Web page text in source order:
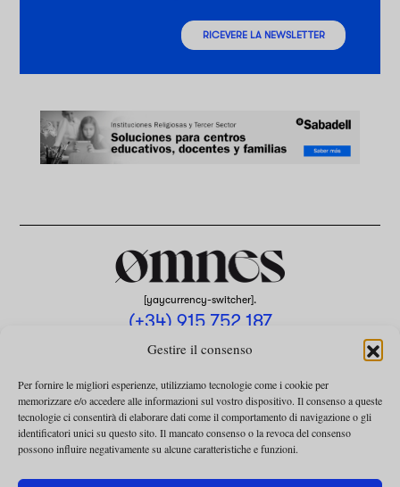
Gestire il consenso
Per fornire le migliori esperienze, utilizziamo tecnologie come i cookie per
memorizzare e/o accedere alle informazioni sul vostro dispositivo. Il consenso a queste
tecnologie ci consentirà di elaborare dati come il comportamento di navigazione o gli
identificatori unici su questo sito. Il mancato consenso o la revoca del consenso
possono influire negativamente su alcune caratteristiche e funzioni.
RICEVERE LA NEWSLETTER
[yaycurrency-switcher].
(+34) 915 752 187
omnes@omnesmag.com